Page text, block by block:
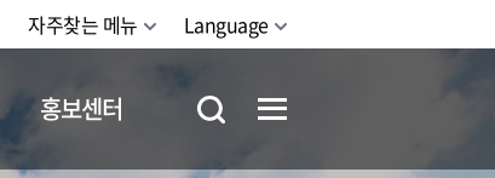
자주찾는 메뉴 Language
홍보센터